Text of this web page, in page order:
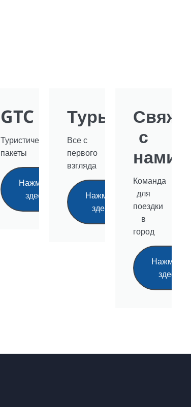
GTC
Туристические
пакеты
Нажмите
здесь
Туры
Все с
первого
взгляда
Нажмите
здесь
с
нами
Команда
для
поездки
в
город
Нажмите
здесь